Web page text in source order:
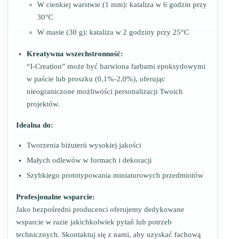
W cienkiej warstwie (1 mm): kataliza w 6 godzin przy
30°C
W masie (30 g): kataliza w 2 godziny przy 25°C
Kreatywna wszechstronność:
“I-Creation” może być barwiona farbami epoksydowymi
w paście lub proszku (0,1%-2,0%), oferując
nieograniczone możliwości personalizacji Twoich
projektów.
Idealna do:
Tworzenia biżuterii wysokiej jakości
Małych odlewów w formach i dekoracji
Szybkiego prototypowania miniaturowych przedmiotów
Profesjonalne wsparcie:
Jako bezpośredni producenci oferujemy dedykowane
wsparcie w razie jakichkolwiek pytań lub potrzeb
technicznych. Skontaktuj się z nami, aby uzyskać fachową